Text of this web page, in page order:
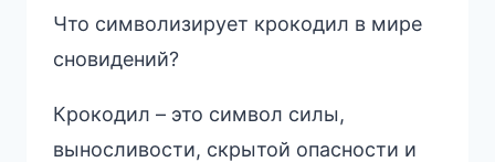
Что символизирует крокодил в мире
сновидений?
Крокодил – это символ силы,
выносливости, скрытой опасности и